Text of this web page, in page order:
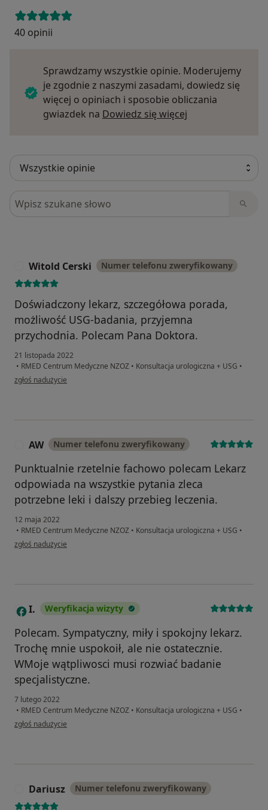
40 opinii
Sprawdzamy wszystkie opinie. Moderujemy
je zgodnie z naszymi zasadami, dowiedz się
więcej o opiniach i sposobie obliczania
gwiazdek na Dowiedz się więcej
Szukaj w opiniach
Witold Cerski Numer telefonu zweryfikowany
Doświadczony lekarz, szczegółowa porada,
możliwość USG-badania, przyjemna
przychodnia. Polecam Pana Doktora.
21 listopada 2022
• RMED Centrum Medyczne NZOZ • Konsultacja urologiczna + USG •
w opinii użytkownika Witold Cerski
zgłoś nadużycie
AW Numer telefonu zweryfikowany
Punktualnie rzetelnie fachowo polecam Lekarz
odpowiada na wszystkie pytania zleca
potrzebne leki i dalszy przebieg leczenia.
12 maja 2022
• RMED Centrum Medyczne NZOZ • Konsultacja urologiczna + USG •
w opinii użytkownika AW
zgłoś nadużycie
I I. Weryfikacja wizyty
Polecam. Sympatyczny, miły i spokojny lekarz.
Trochę mnie uspokoił, ale nie ostatecznie.
WMoje wątpliwosci musi rozwiać badanie
specjalistyczne.
7 lutego 2022
• RMED Centrum Medyczne NZOZ • Konsultacja urologiczna + USG •
w opinii użytkownika I.
zgłoś nadużycie
Dariusz Numer telefonu zweryfikowany